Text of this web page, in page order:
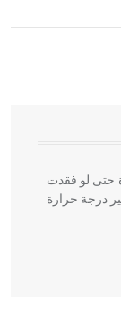
ارتبطت
حيث يحرص
حتى لو فقدت
درجة حرارة